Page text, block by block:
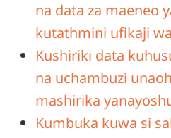
na data za maeneo
kutathmini ufikaji
Kushiriki data
na uchambuzi
mashirika
Kumbuka kuwa si